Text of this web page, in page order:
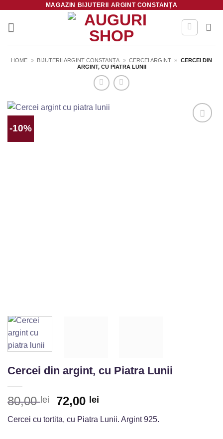
content
MAGAZIN BIJUTERII ARGINT CONSTANȚA
HOME » BIJUTERII ARGINT CONSTANȚA » CERCEI ARGINT » CERCEI DIN
ARGINT, CU PIATRA LUNII
-10%
Cercei din argint, cu Piatra Lunii
80,00lei
Prețul
a
fost:
72,00 lei
este:
72,00 lei.
Cercei cu tortita, cu Piatra Lunii. Argint 925.